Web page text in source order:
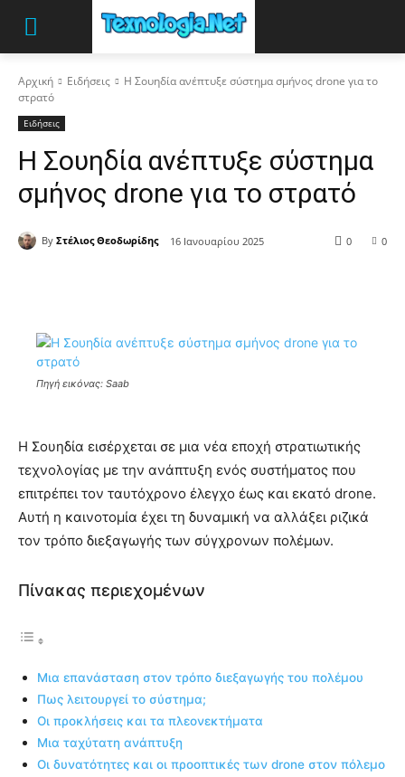
Αρχική Ειδήσεις
Η Σουηδία ανέπτυξε σύστημα σμήνος drone για το
στρατό
Ειδήσεις
Η Σουηδία ανέπτυξε σύστημα
σμήνος drone για το στρατό
By Στέλιος Θεοδωρίδης 16 Ιανουαρίου 2025 0
0
Πηγή εικόνας: Saab
Η Σουηδία εισέρχεται σε μια νέα εποχή στρατιωτικής
τεχνολογίας με την ανάπτυξη ενός συστήματος που
επιτρέπει τον ταυτόχρονο έλεγχο έως και εκατό drone.
Αυτή η καινοτομία έχει τη δυναμική να αλλάξει ριζικά
τον τρόπο διεξαγωγής των σύγχρονων πολέμων.
Πίνακας περιεχομένων
Μια επανάσταση στον τρόπο διεξαγωγής του πολέμου
Πως λειτουργεί το σύστημα;
Οι προκλήσεις και τα πλεονεκτήματα
Μια ταχύτατη ανάπτυξη
Οι δυνατότητες και οι προοπτικές των drone στον πόλεμο